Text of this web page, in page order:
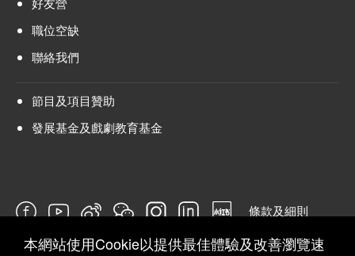
職位空缺
聯絡我們
節目及項目贊助
發展基金及戲劇教育基金
條款及細則
問卷
本網站使用Cookie以提供最佳體驗及改善瀏覽速